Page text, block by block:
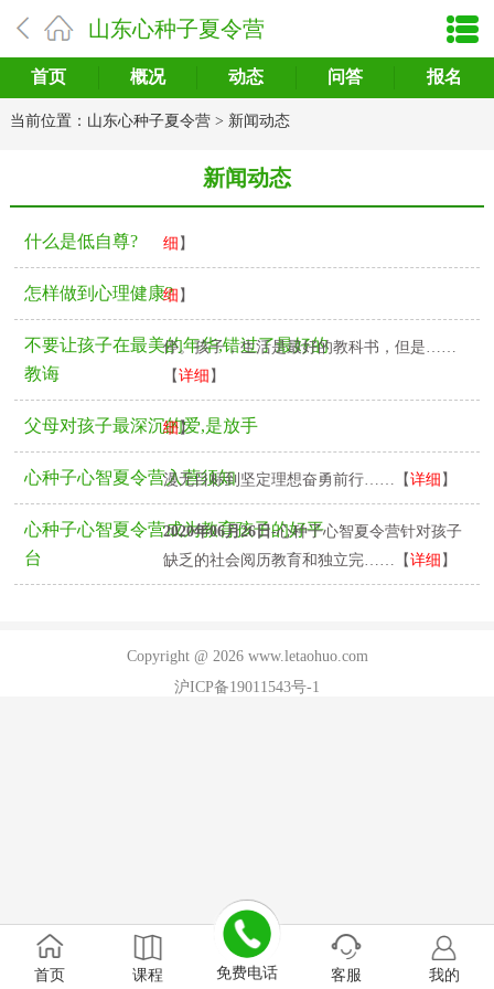
山东心种子夏令营
首页 概况 动态 问答 报名
当前位置： 山东心种子夏令营> 新闻动态
新闻动态
什么是低自尊?
2020年06月30日-自尊，指的是一个人对于自
细 】
怎样做到心理健康?
2020年06月30日
生理上的还是心理上的。生理健……【详
细 】
不要让孩子在最美的年华,错过了最好的
教诲
2020年06月29日-孩子，希望你永远也不要
停。孩子，生活是最好的教科书，但是……
【详细 】
父母对孩子最深沉的爱,是放手
2020年06月27日
理，在训练中成长，在拓展中学习……【详
细】
心种子心智夏令营入营须知
2020年06月27日-心种子心智夏令营让孩子从
漫无目标到坚定理想奋勇前行……【详细 】
心种子心智夏令营成为教育孩子的好平
台
2020年06月26日-心种子心智夏令营针对孩子
缺乏的社会阅历教育和独立完……【详细 】
首页 课程 免费电话 客服 我的
Copyright @ 2026 www.letaohuo.com
沪ICP备19011543号-1